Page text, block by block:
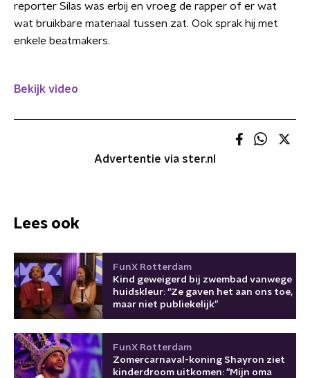
reporter Silas was erbij en vroeg de rapper of er wat
wat bruikbare materiaal tussen zat. Ook sprak hij met
enkele beatmakers.
Bekijk video
Advertentie via ster.nl
Lees ook
FunX Rotterdam
Kind geweigerd bij zwembad vanwege
huidskleur: “Ze gaven het aan ons toe,
maar niet publiekelijk”
FunX Rotterdam
Zomercarnaval-koning Shayron ziet
kinderdroom uitkomen: "Mijn oma